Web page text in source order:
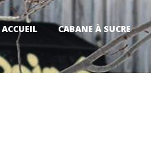
ACCUEIL CABANE À SUCRE